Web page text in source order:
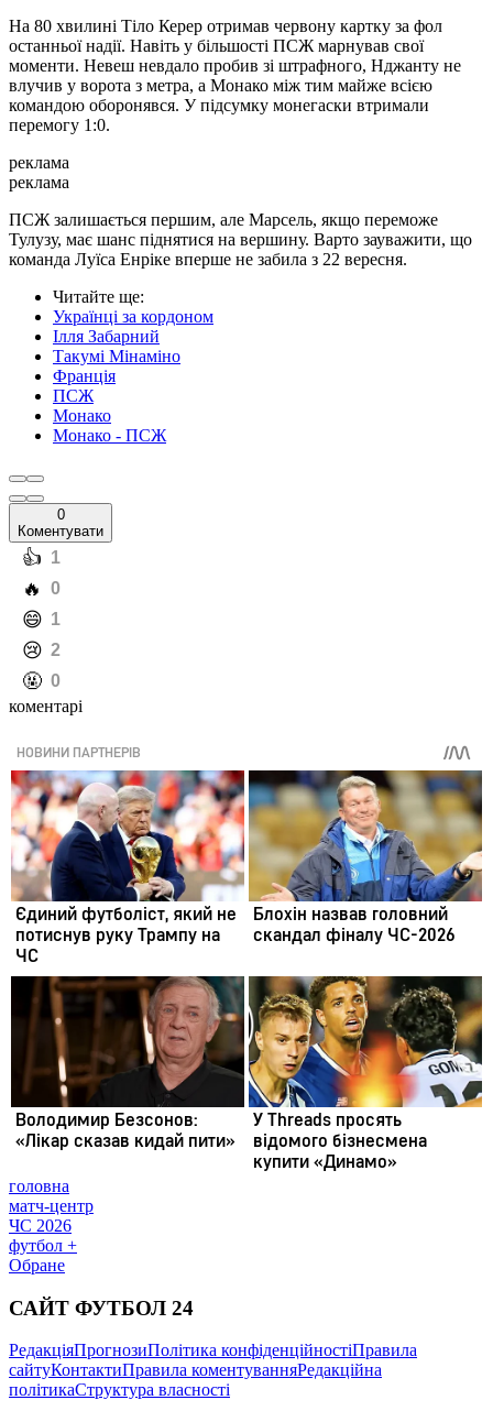
На 80 хвилині Тіло Керер отримав червону картку за фол
останньої надії. Навіть у більшості ПСЖ марнував свої
моменти. Невеш невдало пробив зі штрафного, Нджанту не
влучив у ворота з метра, а Монако між тим майже всією
командою оборонявся. У підсумку монегаски втримали
перемогу 1:0.
реклама
реклама
ПСЖ залишається першим, але Марсель, якщо переможе
Тулузу, має шанс піднятися на вершину. Варто зауважити, що
команда Луїса Енріке вперше не забила з 22 вересня.
Читайте ще:
Українці за кордоном
Ілля Забарний
Такумі Мінаміно
Франція
ПСЖ
Монако
Монако - ПСЖ
0
Коментувати
️👍 1
️🔥 0
️😄 1
️😢 2
️🤬 0
коментарі
головна
матч-центр
ЧС 2026
футбол +
Обране
САЙТ ФУТБОЛ 24
РедакціяПрогнозиПолітика конфіденційностіПравила
сайтуКонтактиПравила коментуванняРедакційна
політикаСтруктура власності